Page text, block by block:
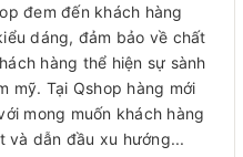
đem đến khách hàng
dáng, đảm bảo về chất
hàng thể hiện sự sành
mỹ. Tại Qshop hàng mới
mong muốn khách hàng
và dẫn đầu xu hướng...